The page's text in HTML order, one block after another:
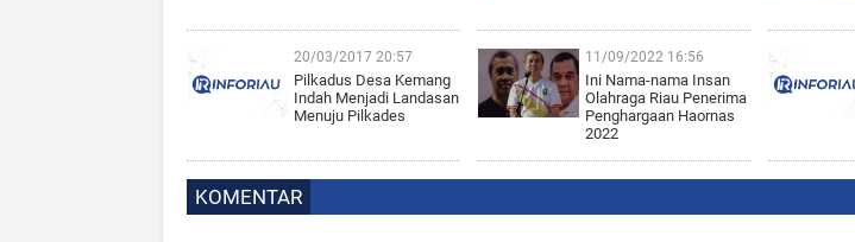
20/03/2017 20:57
Pilkadus Desa Kemang
Indah Menjadi Landasan
Menuju Pilkades
11/09/2022 16:56
Ini Nama-nama Insan
Olahraga Riau Penerima
Penghargaan Haornas
2022
KOMENTAR